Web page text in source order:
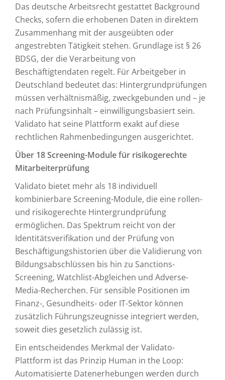
Das deutsche Arbeitsrecht gestattet Background
Checks, sofern die erhobenen Daten in direktem
Zusammenhang mit der ausgeübten oder
angestrebten Tätigkeit stehen. Grundlage ist § 26
BDSG, der die Verarbeitung von
Beschäftigtendaten regelt. Für Arbeitgeber in
Deutschland bedeutet das: Hintergrundprüfungen
müssen verhältnismäßig, zweckgebunden und – je
nach Prüfungsinhalt – einwilligungsbasiert sein.
Validato hat seine Plattform exakt auf diese
rechtlichen Rahmenbedingungen ausgerichtet.
Über 18 Screening-Module für risikogerechte
Mitarbeiterprüfung
Validato bietet mehr als 18 individuell
kombinierbare Screening-Module, die eine rollen-
und risikogerechte Hintergrundprüfung
ermöglichen. Das Spektrum reicht von der
Identitätsverifikation und der Prüfung von
Beschäftigungshistorien über die Validierung von
Bildungsabschlüssen bis hin zu Sanctions-
Screening, Watchlist-Abgleichen und Adverse-
Media-Recherchen. Für sensible Positionen im
Finanz-, Gesundheits- oder IT-Sektor können
zusätzlich Führungszeugnisse integriert werden,
soweit dies gesetzlich zulässig ist.
Ein entscheidendes Merkmal der Validato-
Plattform ist das Prinzip Human in the Loop:
Automatisierte Datenerhebungen werden durch